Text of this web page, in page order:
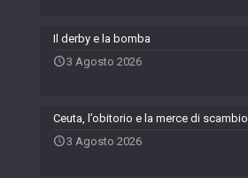
Il derby e la bomba
3 Agosto 2026
Ceuta, l’obitorio e la merce di scambio
3 Agosto 2026